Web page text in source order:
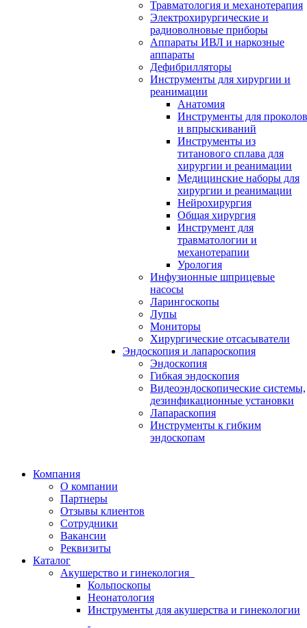
Травматология и механотерапия
Электрохирургические и
радиоволновые приборы
Аппараты ИВЛ и наркозные
аппараты
Дефибрилляторы
Инструменты для хирургии и
реанимации
Анатомия
Инструменты для проколов
и впрыскиваний
Инструменты из
титанового сплава для
хирургии и реанимации
Медицинские наборы для
хирургии и реанимации
Нейрохирургия
Общая хирургия
Инструмент для
травматологии и
механотерапии
Урология
Инфузионные шприцевые
насосы
Ларингоскопы
Лупы
Мониторы
Хирургические отсасыватели
Эндоскопия и лапароскопия
Эндоскопия
Гибкая эндоскопия
Видеоэндоскопические системы,
дезинфикационные установки
Лапараскопия
Инструменты к гибким
эндоскопам
Компания
О компании
Партнеры
Отзывы клиентов
Сотрудники
Вакансии
Реквизиты
Каталог
Акушерство и гинекология
Кольпоскопы
Неонатология
Инструменты для акушерства и гинекологии